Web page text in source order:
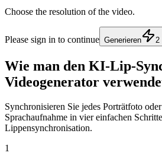
Choose the resolution of the video.
Please sign in to continue Generieren 2
Wie man den KI-Lip-
Videogenerator
Synchronisieren Sie jedes Porträtfoto
Sprachaufnahme in vier einfachen
Lippensynchronisation.
1